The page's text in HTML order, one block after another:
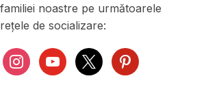
noastre pe următoarele
rețele de socializare:
instagramyoutube
x pinterest